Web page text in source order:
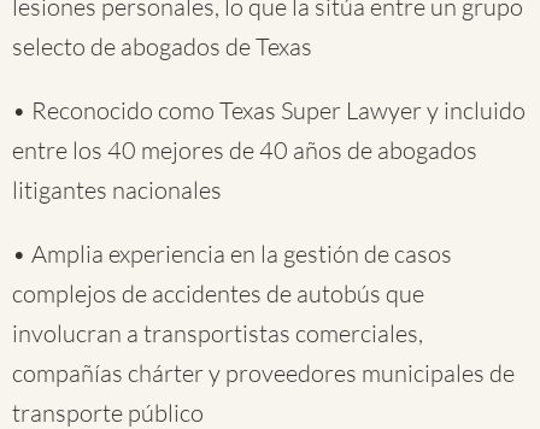
lesiones personales, lo que la sitúa entre un grupo
selecto de abogados de Texas
• Reconocido como Texas Super Lawyer y incluido
entre los 40 mejores de 40 años de abogados
litigantes nacionales
• Amplia experiencia en la gestión de casos
complejos de accidentes de autobús que
involucran a transportistas comerciales,
compañías chárter y proveedores municipales de
transporte público